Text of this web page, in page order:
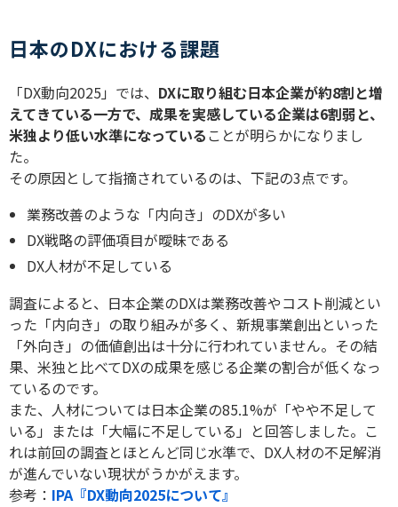
日本のDXにおける課題
「DX動向2025 」では、 DXに取り組む日本企業が約8割と増
えてきている一方で、成果を実感している企業は6割弱と、
米独より低い水準になっている ことが明らかになりまし
た。
その原因として指摘されているのは、下記の3点です。
業務改善のような「内向き」のDXが多い
DX戦略の評価項目が曖昧である
DX人材が不足している
調査によると、日本企業のDXは業務改善やコスト削減とい
った「内向き」の取り組みが多く、新規事業創出といった
「外向き」の価値創出は十分に行われていません。その結
果、米独と比べてDXの成果を感じる企業の割合が低くなっ
ているのです。
また、人材については日本企業の85.1%が「やや不足して
いる」または「大幅に不足している」と回答しました。こ
れは前回の調査とほとんど同じ水準で、 DX人材の不足解消
が進んでいない現状がうかがえます。
参考： IPA『DX動向2025について』